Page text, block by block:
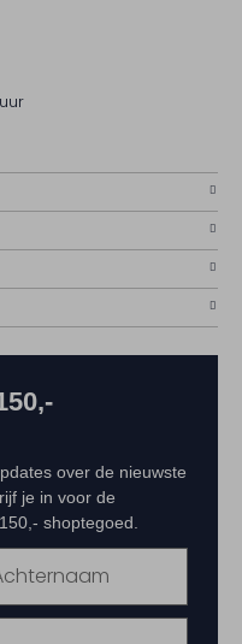
over de nieuwste
je in voor de
shoptegoed.